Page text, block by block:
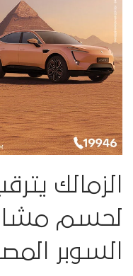
الزمالك
لحسم
السوبر